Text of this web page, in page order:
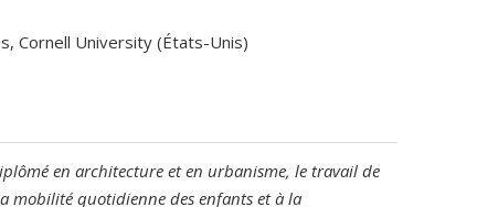
Cornell University (États-Unis)
en architecture et en urbanisme, le travail de
mobilité quotidienne des enfants et à la